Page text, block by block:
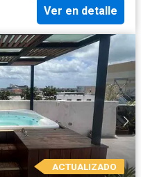
Ver en detalle
ACTUALIZADO